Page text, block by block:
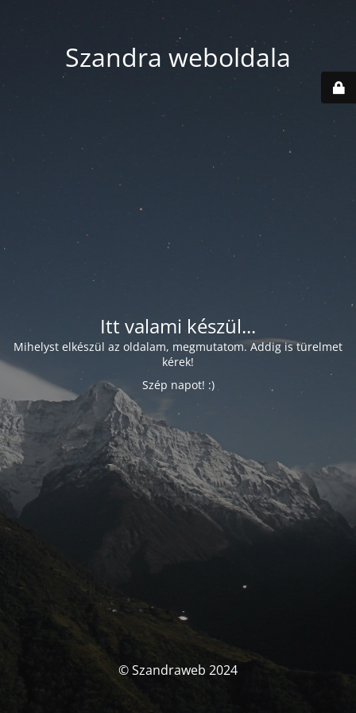
Szandra weboldala
Itt valami készül...
Mihelyst elkészül az oldalam, megmutatom. Addig is türelmet
kérek!
Szép napot! :)
© Szandraweb 2024